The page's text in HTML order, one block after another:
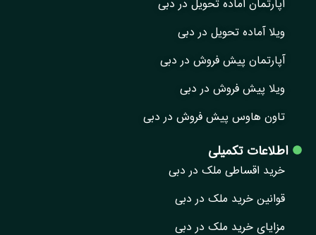
آپارتمان آماده تحویل در دبی
ویلا آماده تحویل در دبی
آپارتمان پیش فروش در دبی
ویلا پیش فروش در دبی
تاون هاوس پیش فروش در دبی
اطلاعات تکمیلی
خرید اقساطی ملک در دبی
قوانین خرید ملک در دبی
مزایای خرید ملک در دبی